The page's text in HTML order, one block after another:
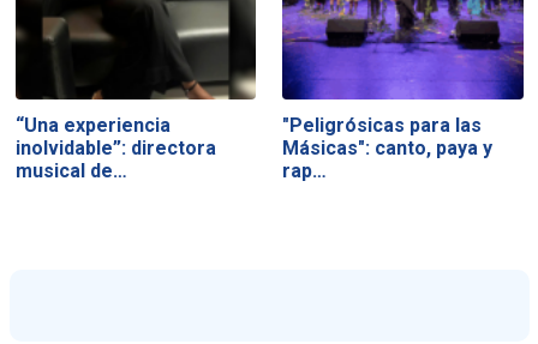
“Una experiencia
inolvidable”: directora
musical de…
"Peligrósicas para las
Másicas": canto, paya y
rap…